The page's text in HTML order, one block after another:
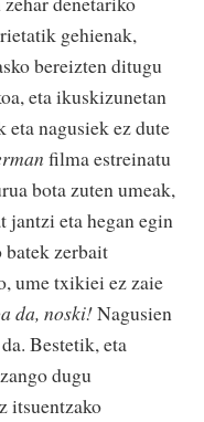
gehienak,
bereizten ditugu
eta ikuskizunetan
eta nagusiek ez dute
filma estreinatu
bota zuten umeak,
jantzi eta hegan egin
batek zerbait
ume txikiei ez zaie
da, noski!Nagusien
Bestetik, eta
dugu
itsuentzako